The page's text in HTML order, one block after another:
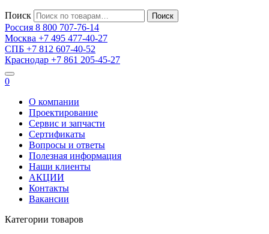
Поиск
Россия 8 800 707-76-14
Москва +7 495 477-40-27
СПБ +7 812 607-40-52
Краснодар +7 861 205-45-27
0
О компании
Проектирование
Сервис и запчасти
Сертификаты
Вопросы и ответы
Полезная информация
Наши клиенты
АКЦИИ
Контакты
Вакансии
Категории товаров